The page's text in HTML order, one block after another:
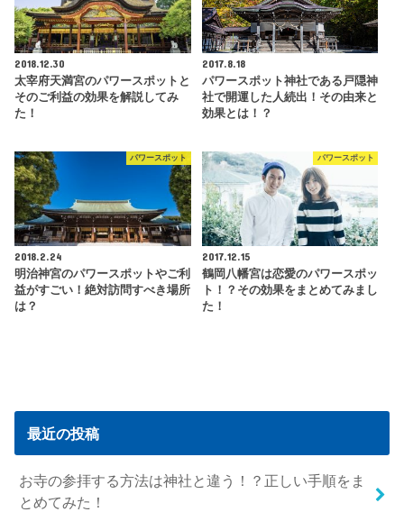
2018.12.30
太宰府天満宮のパワースポットと
そのご利益の効果を解説してみ
た！
2017.8.18
パワースポット神社である戸隠神
社で開運した人続出！その由来と
効果とは！？
パワースポット
2018.2.24
明治神宮のパワースポットやご利
益がすごい！絶対訪問すべき場所
は？
パワースポット
2017.12.15
鶴岡八幡宮は恋愛のパワースポッ
ト！？その効果をまとめてみまし
た！
最近の投稿
お寺の参拝する方法は神社と違う！？正しい手順をま
とめてみた！